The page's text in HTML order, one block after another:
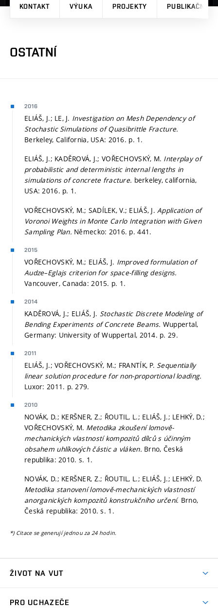
KONTAKT VÝUKA PROJEKTY PUBLIKAČNÍ
OSTATNÍ
2016
ELIÁŠ, J.; LE, J. Investigation on Mesh Dependency of
Stochastic Simulations of Quasibrittle Fracture.
Berkeley, California, USA: 2016. p. 1.
ELIÁŠ, J.; KADĚROVÁ, J.; VOŘECHOVSKÝ, M. Interplay of
probabilistic and deterministic internal lengths in
simulations of concrete fracture. berkeley, california,
USA: 2016. p. 1.
VOŘECHOVSKÝ, M.; SADÍLEK, V.; ELIÁŠ, J.Application of
Voronoi Weights in Monte Carlo Integration with Given
Sampling Plan. Německo: 2016. p. 441.
2015
VOŘECHOVSKÝ, M.; ELIÁŠ, J. Improved formulation of
Audze–Eglajs criterion for space-filling designs.
Vancouver, Canada: 2015. p. 1.
2014
KADĚROVÁ, J.; ELIÁŠ, J. Stochastic Discrete Modeling of
Bending Experiments of Concrete Beams. Wuppertal,
Germany: University of Wuppertal, 2014. p. 29.
2011
ELIÁŠ, J.; VOŘECHOVSKÝ, M.; FRANTÍK, P. Sequentially
linear solution procedure for non-proportional loading.
Luxor: 2011. p. 279.
2010
NOVÁK, D.; KERŠNER, Z.; ŘOUTIL, L.; ELIÁŠ, J.; LEHKÝ, D.;
VOŘECHOVSKÝ, M. Metodika zkoušení lomově-
mechanických vlastností kompozitů dílců s účinným
obsahem uhlíkových částic a vláken. Brno, Česká
republika: 2010. s. 1.
NOVÁK, D.; KERŠNER, Z.; ŘOUTIL, L.; ELIÁŠ, J.; LEHKÝ, D.
Metodika stanovení lomově-mechanických vlastností
anorganických kompozitů konstrukčního určení. Brno,
Česká republika: 2010.s. 1.
*) Citace se generují jednou za 24 hodin.
ŽIVOT NA VUT
PRO UCHAZEČE